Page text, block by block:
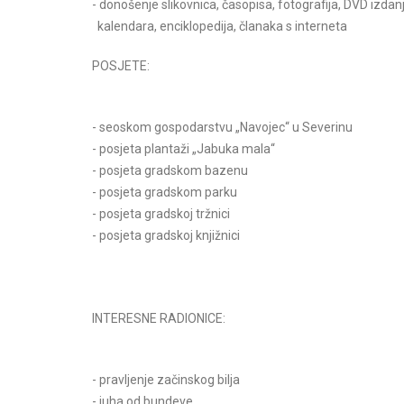
- donošenje slikovnica, časopisa, fotografija, DVD
kalendara, enciklopedija, članaka s interneta
POSJETE:
- seoskom gospodarstvu „Navojec“ u Severinu
- posjeta plantaži „Jabuka mala“
- posjeta gradskom bazenu
- posjeta gradskom parku
- posjeta gradskoj tržnici
- posjeta gradskoj knjižnici
INTERESNE RADIONICE:
- pravljenje začinskog bilja